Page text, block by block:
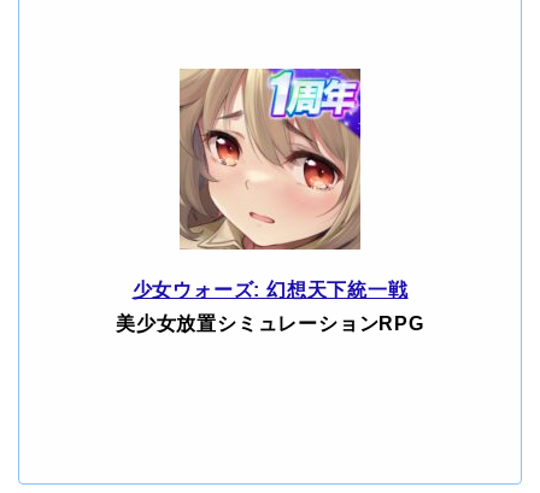
少女ウォーズ: 幻想天下統一戦
美少女放置シミュレーションRPG